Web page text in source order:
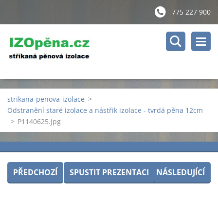
775 227 900
strikana-penova-izolace >
Odstranění staré izolace a nástřik izolace - tvrdá pěna 12cm
> P1140625.jpg
PŘEDCHOZÍ SPUSTIT PREZENTACI NÁSLEDUJÍCÍ